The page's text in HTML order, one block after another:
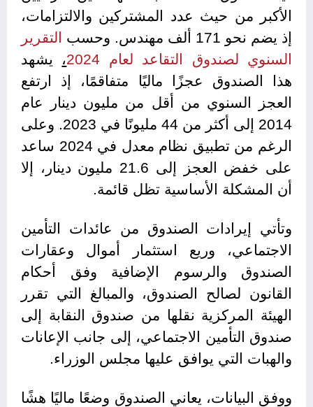
الأكبر من حيث عدد المشتركين والالتزامات،
إذ يضم نحو 171 ألف مهندس. وحسب
التقرير
السنوي
لصندوق التقاعد لعام ، يشهد
هذا الصندوق عجزًا ماليًا متفاقمًا، إذ ارتفع
العجز السنوي من أقل من مليون دينار عام
2014 إلى أكثر من 44 مليونًا في 2023. وعلى
الرغم من تطبيق نظام معدل في 2024 ساعد
على خفض العجز إلى 21.6 مليون دينار، إلا
أن المشكلة الأساسية تظل قائمة.
وتأتي إيرادات الصندوق من عائدات التأمين
الاجتماعي، وريع استثمار أموال وعقارات
الصندوق والرسوم الإضافية وفق أحكام
القانون لصالح الصندوق، والمبالغ التي تقرر
الهيئة المركزية نقلها من صندوق النقابة إلى
صندوق التأمين الاجتماعي، إلى جانب الإعانات
والهبات التي يوافق عليها مجلس الوزراء.
ووفق البيانات، يعاني الصندوق وضعًا ماليًا هشًا